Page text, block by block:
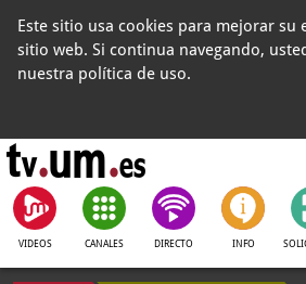
Este sitio usa cookies para mejorar su
sitio web. Si continua navegando,
nuestra política de uso.
VIDEOS CANALES DIRECTO INFO